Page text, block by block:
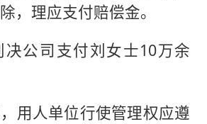
，理应支付赔偿金。
决公司支付刘女士10万余
用人单位行使管理权应遵